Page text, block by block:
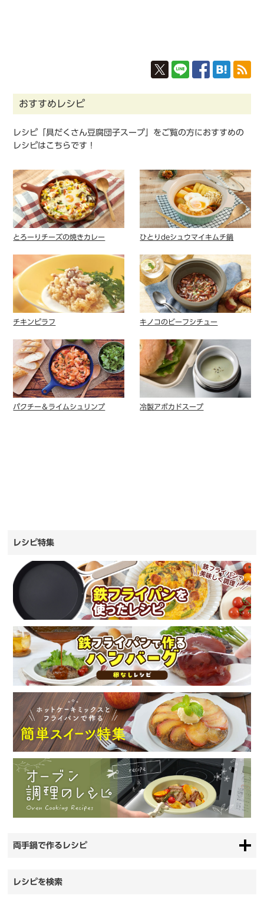
おすすめレシピ
レシピ「具だくさん豆腐団子スープ」をご覧の方におすすめの
レシピはこちらです！
とろーりチーズの焼きカレー ひとりdeシュウマイキムチ鍋
チキンピラフ キノコのビーフシチュー
パクチー＆ライムシュリンプ 冷製アボカドスープ
レシピ特集
両手鍋で作るレシピ
レシピを検索